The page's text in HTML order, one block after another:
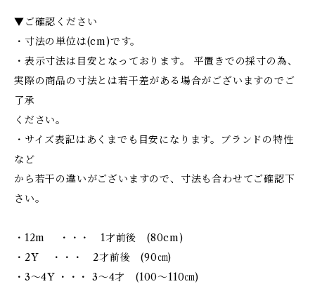
▼ご確認ください
・寸法の単位は(cm)です。
・表示寸法は目安となっております。 平置きでの採寸の為、
実際の商品の寸法とは若干差がある場合がございますのでご
了承
ください。
・サイズ表記はあくまでも目安になります。ブランドの特性
など
から若干の違いがございますので、寸法も合わせてご確認下
さい。
・12m ・・・ 1才前後 (80cm)
・2Y ・・・ 2才前後 (90㎝)
・3～4Y ・・・ 3～4才 (100～110㎝)